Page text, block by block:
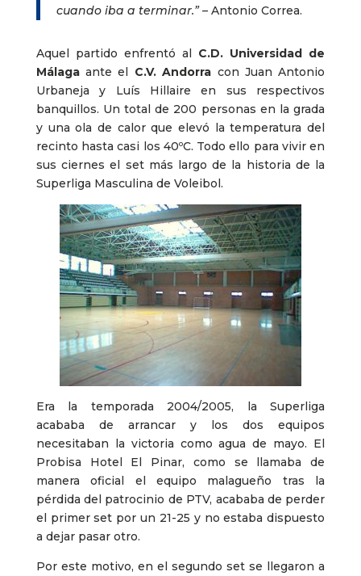
cuando iba a terminar.”– Antonio Correa.
Aquel partido enfrentó al C.D. Universidad de
Málagaante el C.V. Andorra con Juan Antonio
Urbaneja y Luís Hillaire en sus respectivos
banquillos. Un total de 200 personas en la grada
y una ola de calor que elevó la temperatura del
recinto hasta casi los 40ºC. Todo ello para vivir en
sus ciernes el set más largo de la historia de la
Superliga Masculina de Voleibol.
Era la temporada 2004/2005, la Superliga
acababa de arrancar y los dos equipos
necesitaban la victoria como agua de mayo. El
Probisa Hotel El Pinar, como se llamaba de
manera oficial el equipo malagueño tras la
pérdida del patrocinio de PTV, acababa de perder
el primer set por un 21-25 y no estaba dispuesto
a dejar pasar otro.
Por este motivo, en el segundo set se llegaron a